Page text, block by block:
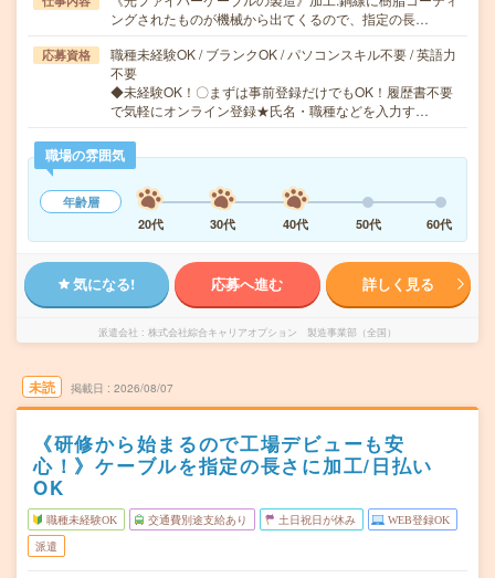
ングされたものが機械から出てくるので、指定の長…
応募資格
職種未経験OK / ブランクOK / パソコンスキル不要 / 英語力
不要
◆未経験OK！〇まずは事前登録だけでもOK！履歴書不要
で気軽にオンライン登録★氏名・職種などを入力す…
職場の雰囲気
年齢層
20代
30代 40代 50代 60代
気になる! 応募へ進む 詳しく見る
派遣会社 株式会社綜合キャリアオプション 製造事業部（全国）
未読 掲載日 2026/08/07
《研修から始まるので工場デビューも安
心！》ケーブルを指定の長さに加工/日払い
OK
職種未経験OK 交通費別途支給あり 土日祝日が休み WEB登録OK
派遣